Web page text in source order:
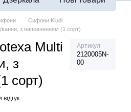
Сифони Kludi
з наповненням (1 сорт)
Multi
з
сорт)
Артикул
2120005N-
00